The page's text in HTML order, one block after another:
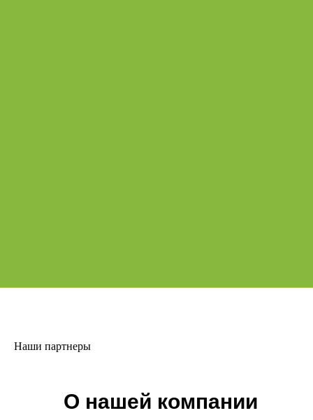
О нашей компании
Наши партнеры